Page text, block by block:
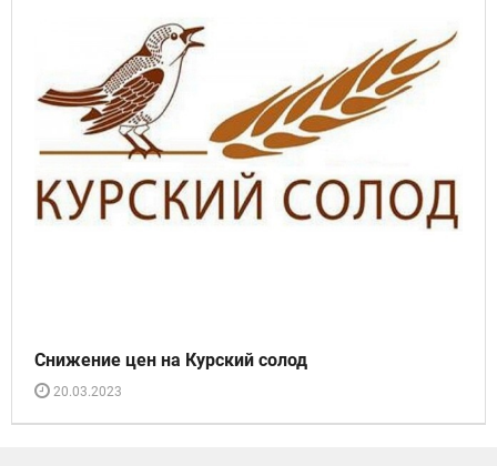
Снижение цен на Курский солод
20.03.2023